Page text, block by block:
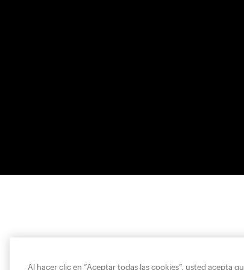
Al hacer clic en “Aceptar todas las cookies”, usted acepta